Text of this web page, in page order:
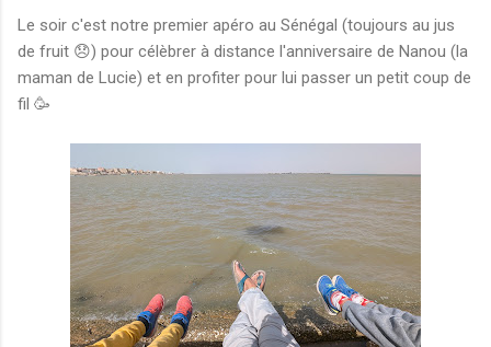
Le soir c'est notre premier apéro au Sénégal (toujours au jus
de fruit 😞) pour célèbrer à distance l'anniversaire de Nanou (la
maman de Lucie) et en profiter pour lui passer un petit coup de
fil 🥳